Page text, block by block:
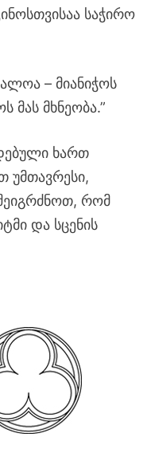
საჭირო
– მიანიჭოს
მას მხნეობა.”
ხართ
უმთავრესი,
რომ
და სცენის